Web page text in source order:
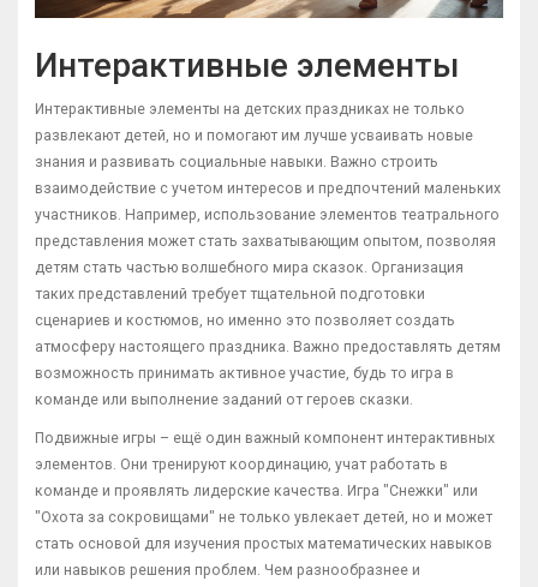
Интерактивные элементы
Интерактивные элементы на детских праздниках не только
развлекают детей, но и помогают им лучше усваивать новые
знания и развивать социальные навыки. Важно строить
взаимодействие с учетом интересов и предпочтений маленьких
участников. Например, использование элементов театрального
представления может стать захватывающим опытом, позволяя
детям стать частью волшебного мира сказок. Организация
таких представлений требует тщательной подготовки
сценариев и костюмов, но именно это позволяет создать
атмосферу настоящего праздника. Важно предоставлять детям
возможность принимать активное участие, будь то игра в
команде или выполнение заданий от героев сказки.
Подвижные игры – ещё один важный компонент интерактивных
элементов. Они тренируют координацию, учат работать в
команде и проявлять лидерские качества. Игра "Снежки" или
"Охота за сокровищами" не только увлекает детей, но и может
стать основой для изучения простых математических навыков
или навыков решения проблем. Чем разнообразнее и